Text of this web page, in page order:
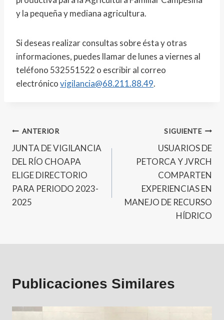
y la pequeña y mediana agricultura.
Si deseas realizar consultas sobre ésta y otras
informaciones, puedes llamar de lunes a viernes al
teléfono 532551522 o escribir al correo
electrónicovigilancia@68.211.88.49.
ANTERIOR
JUNTA DE VIGILANCIA
DEL RÍO CHOAPA
ELIGE DIRECTORIO
PARA PERIODO 2023-
2025
SIGUIENTE
USUARIOS DE
PETORCA Y JVRCH
COMPARTEN
EXPERIENCIAS EN
MANEJO DE RECURSO
HÍDRICO
Publicaciones Similares